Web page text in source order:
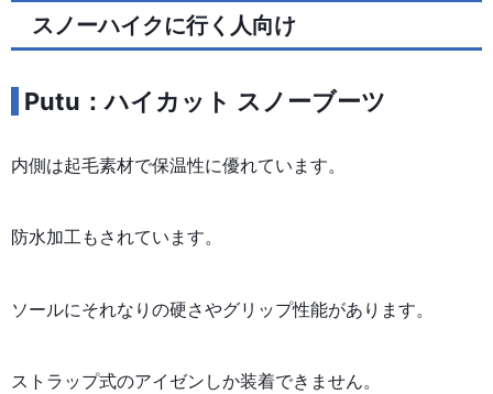
スノーハイクに行く人向け
Putu：ハイカット スノーブーツ
内側は起毛素材で保温性に優れています。
防水加工もされています。
ソールにそれなりの硬さやグリップ性能があります。
ストラップ式のアイゼンしか装着できません。